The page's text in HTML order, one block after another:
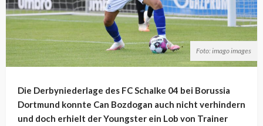
Foto: imago images
Die Derbyniederlage des FC Schalke 04 bei Borussia
Dortmund konnte Can Bozdogan auch nicht verhindern
und doch erhielt der Youngster ein Lob von Trainer